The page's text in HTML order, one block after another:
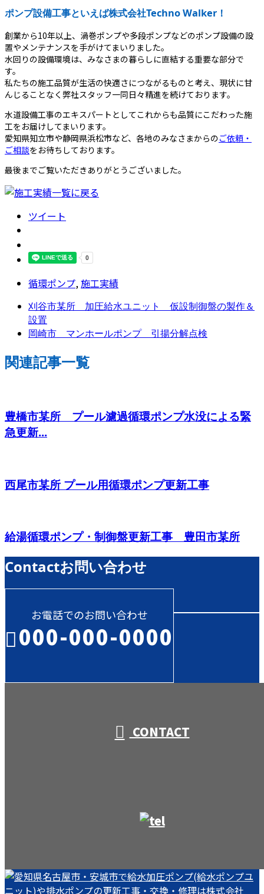
ポンプ設備工事といえば株式会社Techno Walker！
創業から10年以上、渦巻ポンプや多段ポンプなどのポンプ設備の設
置やメンテナンスを手がけてまいりました。
水回りの設備環境は、みなさまの暮らしに直結する重要な部分で
す。
私たちの施工品質が生活の快適さにつながるものと考え、現状に甘
んじることなく弊社スタッフ一同日々精進を続けております。
水道設備工事のエキスパートとしてこれからも品質にこだわった施
工をお届けしてまいります。
愛知県知立市や静岡県浜松市など、各地のみなさまからのご依頼・
ご相談をお待ちしております。
最後までご覧いただきありがとうございました。
ツイート
循環ポンプ,施工実績
刈谷市某所 加圧給水ユニット 仮設制御盤の製作＆
設置
岡崎市 マンホールポンプ 引揚分解点検
関連記事一覧
豊橋市某所 プール濾過循環ポンプ水没による緊
急更新...
西尾市某所 プール用循環ポンプ更新工事
給湯循環ポンプ・制御盤更新工事 豊田市某所
Contactお問い合わせ
お電話でのお問い合わせ
000-000-0000
CONTACT